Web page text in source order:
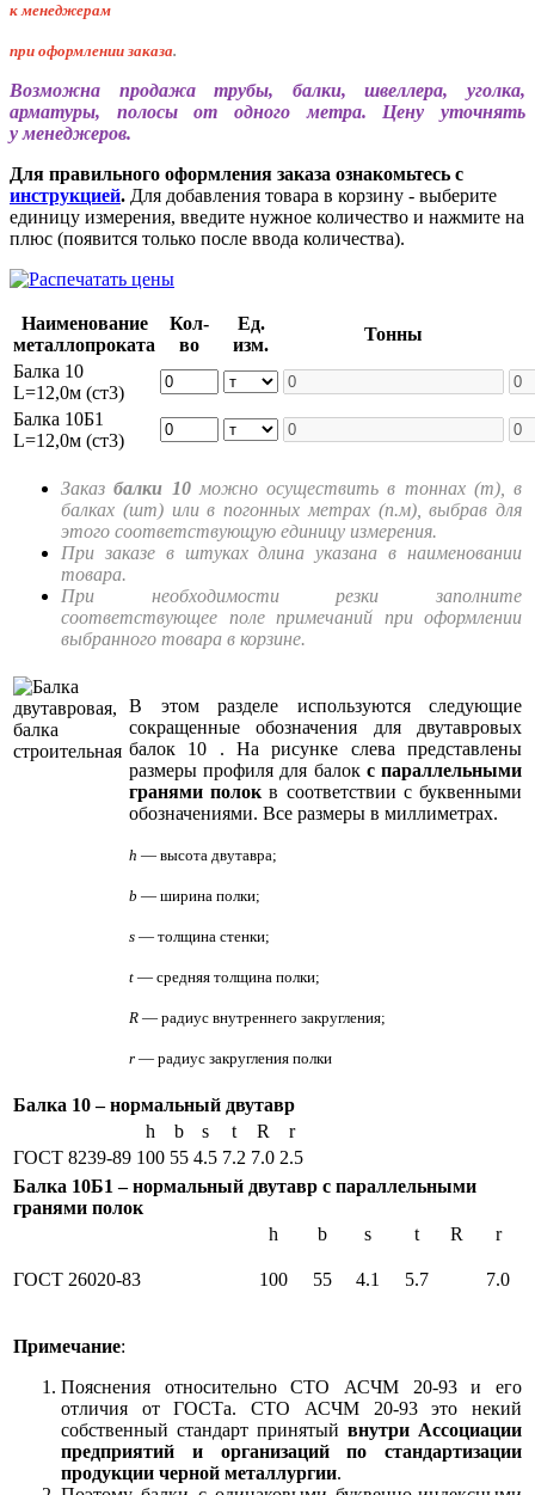
к менеджерам
при оформлении заказа.
Возможна продажа трубы, балки, швеллера, уголка,
арматуры, полосы от одного метра. Цену уточнять
у менеджеров.
Для правильного оформления заказа ознакомьтесь с
инструкцией. Для добавления товара в корзину - выберите
единицу измерения, введите нужное количество и нажмите на
плюс (появится только после ввода количества).
Наименование
металлопроката
Кол-
во
Ед.
изм.
Тонны
Балка 10
L=12,0м (ст3)
Балка 10Б1
L=12,0м (ст3)
Заказбалки 10можно осуществить в тоннах (т), в
балках (шт) или в погонных метрах (п.м), выбрав для
этого соответствующую единицу измерения.
При заказе в штуках длина указана в наименовании
товара.
При необходимости резки заполните
соответствующее поле примечаний при оформлении
выбранного товара в корзине.
В этом разделе используются следующие
сокращенные обозначения для двутавровых
балок 10 . На рисунке слева представлены
размеры профиля для балок с параллельными
гранями полок в соответствии с буквенными
обозначениями. Все размеры в миллиметрах.
h — высота двутавра;
b — ширина полки;
s — толщина стенки;
t — средняя толщина полки;
R — радиус внутреннего закругления;
r — радиус закругления полки
Балка 10 – нормальный двутавр
h
b s t R
r
ГОСТ 8239-89 100 55 4.5 7.2 7.0 2.5
Балка 10Б1 – нормальный двутавр c параллельными
гранями полок
h
b s t R r
ГОСТ 26020-83 100 55 4.1 5.7 7.0
Примечание:
Пояснения относительно СТО АСЧМ 20-93 и его
отличия от ГОСТа. СТО АСЧМ 20-93 это некий
собственный стандарт принятый внутри Ассоциации
предприятий и организаций по стандартизации
продукции черной металлургии.